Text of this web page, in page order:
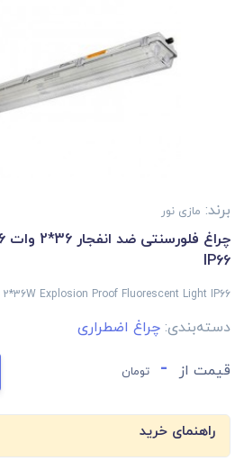
برند: مازی نور
IP66
Explosion Proof Fluorescent Light IP66
دسته‌بندی: چراغ اضطراری
قیمت از - تومان
راهنمای خرید